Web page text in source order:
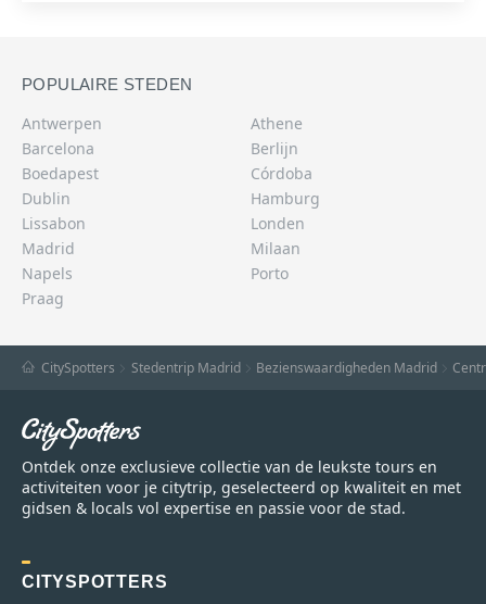
POPULAIRE STEDEN
Antwerpen
Athene
Barcelona
Berlijn
Boedapest
Córdoba
Dublin
Hamburg
Lissabon
Londen
Madrid
Milaan
Napels
Porto
Praag
CitySpotters Stedentrip Madrid Bezienswaardigheden Madrid
Ontdek onze exclusieve collectie van de leukste tours en
activiteiten voor je citytrip, geselecteerd op kwaliteit en met
gidsen & locals vol expertise en passie voor de stad.
CITYSPOTTERS